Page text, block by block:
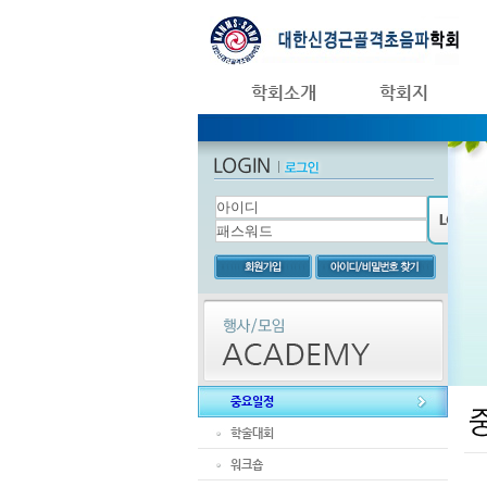
학회소개 학회지
중요일정
학술대회
워크숍